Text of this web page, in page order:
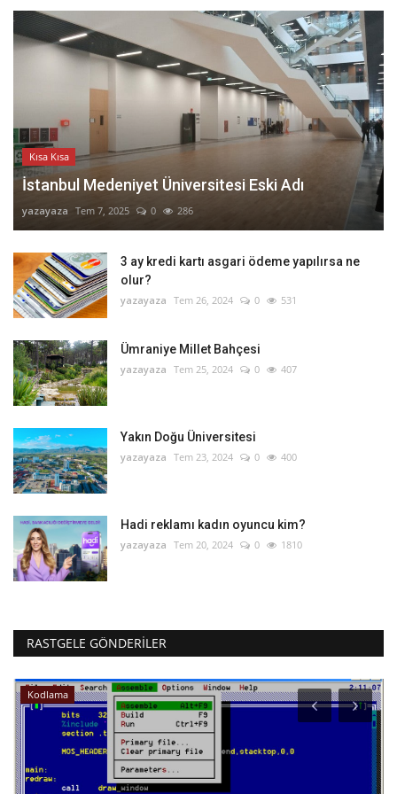
Kısa Kısa
İstanbul Medeniyet Üniversitesi Eski Adı
yazayaza Tem 7, 2025 0 286
3 ay kredi kartı asgari ödeme yapılırsa ne
olur?
yazayaza Tem 26, 2024 0 531
Ümraniye Millet Bahçesi
yazayaza Tem 25, 2024 0 407
Yakın Doğu Üniversitesi
yazayaza Tem 23, 2024 0 400
Hadi reklamı kadın oyuncu kim?
yazayaza Tem 20, 2024 0 1810
RASTGELE GÖNDERILER
Kodlama